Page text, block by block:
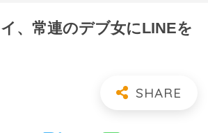
、常連のデブ女にLINEを